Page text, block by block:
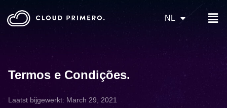
NL
Termos e Condições.
Laatst bijgewerkt: March 29, 2021